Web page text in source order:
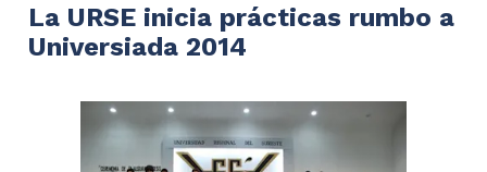
La URSE inicia prácticas rumbo a
Universiada 2014